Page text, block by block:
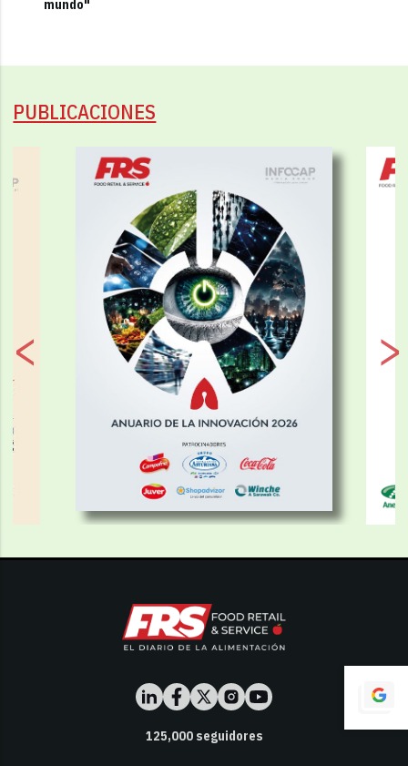
mundo"
PUBLICACIONES
125,000seguidores